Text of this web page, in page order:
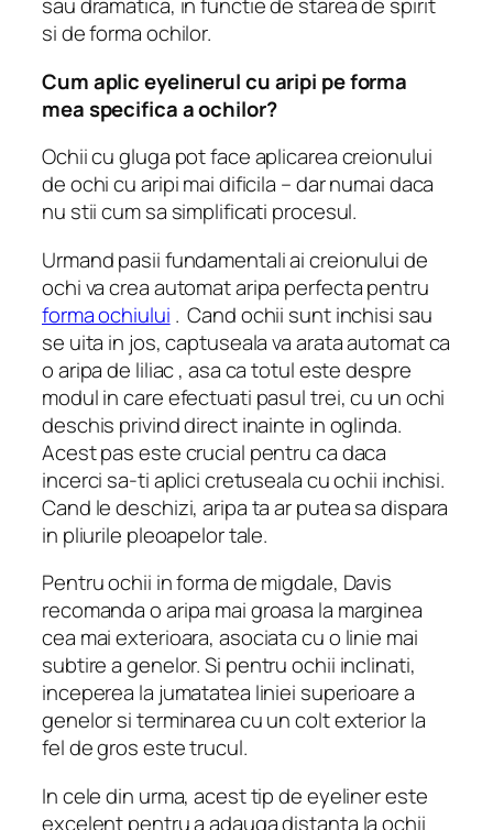
sau dramatica, in functie de starea de spirit
si de forma ochilor.
Cum aplic eyelinerul cu aripi pe forma
mea specifica a ochilor?
Ochii cu gluga pot face aplicarea creionului
de ochi cu aripi mai dificila – dar numai daca
nu stii cum sa simplificati procesul.
Urmand pasii fundamentali ai creionului de
ochi va crea automat aripa perfecta pentru
forma ochiului . Cand ochii sunt inchisi sau
se uita in jos, captuseala va arata automat ca
o aripa de liliac , asa ca totul este despre
modul in care efectuati pasul trei, cu un ochi
deschis privind direct inainte in oglinda.
Acest pas este crucial pentru ca daca
incerci sa-ti aplici cretuseala cu ochii inchisi.
Cand le deschizi, aripa ta ar putea sa dispara
in pliurile pleoapelor tale.
Pentru ochii in forma de migdale, Davis
recomanda o aripa mai groasa la marginea
cea mai exterioara, asociata cu o linie mai
subtire a genelor.Si pentru ochii inclinati,
inceperea la jumatatea liniei superioare a
genelor si terminarea cu un colt exterior la
fel de gros este trucul.
In cele din urma, acest tip de eyeliner este
excelent pentru a adauga distanta la ochii